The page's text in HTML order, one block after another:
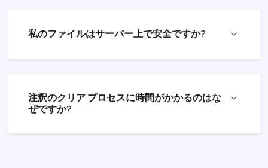
私のファイルはサーバー上で安全ですか?
注釈のクリア プロセスに時間がかかるのはな
ぜですか?